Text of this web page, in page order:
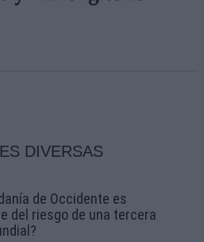
DIVERSAS
de Occidente es
del riesgo de una tercera